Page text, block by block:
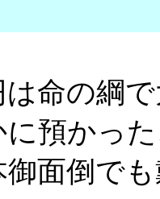
は命の綱
預かっ
御面倒で